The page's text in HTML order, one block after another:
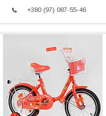
+380 (97) 087-55-46